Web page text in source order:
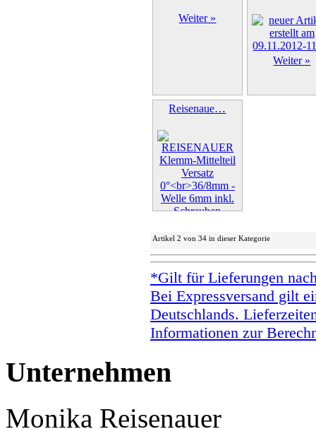
Weiter »
Weiter »
Reisenaue…
Artikel 2 von 34 in dieser Kategorie
*Gilt für Lieferungen
Bei Expressversand gilt
Deutschlands.
Informationen zur
Unternehmen
Monika Reisenauer